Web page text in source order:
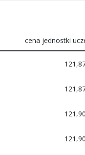
cena jednostki
121,90
121,90